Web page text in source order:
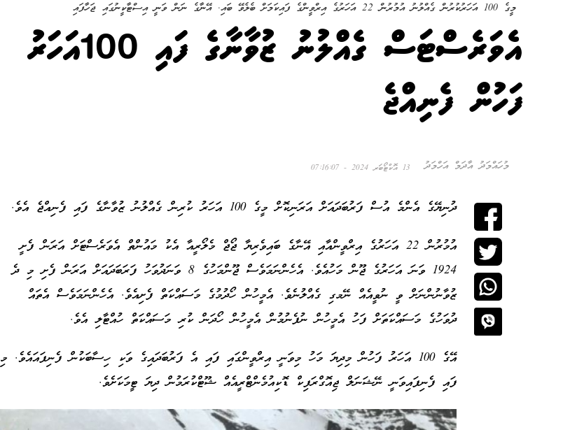
މީގެ 100 އަހަރުކުރުން ގެއްލުނު އުމުރުން 22 އަހަރުގެ އިރްވީންގެ ފައިކަމަށް ބެލެވޭ ބައި. އޭނާގެ ނަން ވަނީ އިސްޓާކީނުގައި ޖަހާފައި
އެވަރެސްޓަސް ގެއްލުނު ޒުވާނާގެ ފައި 100އަހަރު
ފަހުން ފެނިއްޖެ
މުހައްމަދު އާދަމް އަހްމަދު 13 އޮކްޓޯބަރ 2024 - 07:16:07
ދުނިޔޭގެ އެންމެ އުސް ފަރުބަދައަށް އަރަނިކޮށް މީގެ 100 އަހަރު ކުރިން ގެއްލުނު ޒުވާނާގެ ފައި ފެނިއްޖެ އެވެ.
އުމުރުން 22 އަހަރުގެ އިރްވީންއާއި އޭނާގެ ބައިވެރިޔާ ޖޯޖް މެލޯރީއާ އެކު މައުންތް އެވަރެސްޓަށް އަރަން ފެށީ
1924 ވަނަ އަހަރުގެ ޖޫން
މަހުއެވެ. އެހެންނަމަވެސް ޖޫންމަހުގެ 8 ވަނަދުވަހު ފަރަބަދައަށް އަރަން ފެށި މި ދެ
ޒުވާނުންނަށް ވީ ނުވީއެއް ނޭމގި ގެއްލުނެވެ. އެމީހުން ހޯދުމުގެ މަސައްކަތް ފެށިއެވެ. އެހެންނަމަވެސް އެތައް
ދުވަހުގެ މަސައްކަތަށް ފަހު އެމީހުން ނުފެނުމުން އެމީހުން ހޯދަން ކުރި މަސައްކަތް ހުއްޓާލި އެވެ.
އޭގެ 100 އަހަރު ފަހުން މިދިޔަ މަހު މިވަނީ އިރްވީންގައި ފައި އެ ފަރުބަދައިގެ ވަކި ހިސާބަކުން ފެނިފައައެވެ. މި
ފައި ފެނިފައިވަނީ ނޭޝަނަލް ޖިއޮގްރަފިކް ޑޮކިއުމެންޓްރީއެއް ޝޫޓްކުރަމުންދިޔަ ޓީމަކަށެވެ.